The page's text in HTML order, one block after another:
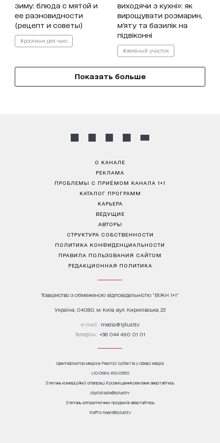
зиму: блюда с мятой и
ее разновидности
(рецепт и советы)
#рослини для чаю
виходячи з кухні»: як
вирощувати розмарин,
м’яту та базилік на
підвіконні
#зеленый участок
Показать больше
О КАНАЛЕ
РЕКЛАМА
ПРОБЛЕМЫ С ПРИЁМОМ КАНАЛА 1+1
КАТАЛОГ ПРОГРАММ
КАРЬЕРА
ВЕДУЩИЕ
АВТОРЫ
СТРУКТУРА СОБСТВЕННОСТИ
ПОЛИТИКА КОНФИДЕНЦИАЛЬНОСТИ
ПРАВИЛА ПОЛЬЗОВАНИЯ САЙТОМ
РЕДАКЦИОННАЯ ПОЛИТИКА
Товариство з обмеженою відповідальністю "ВІЖН 1+1"
Україна, 04080, м. Київ, вул. Кирилівська, 23
е-mail: media@1plus1.tv
Телефон: +38 044 490 01 01
Ідентифікатор медіа в Реєстрі суб’єктів у сфері медіа:
L10-01914, R10-01810
З питань комерційної співпраці й розміщення реклами звертайтесь
digital.sale@1plus1.tv
З питань алгоритмічних продажів звертайтесь
traffic-team@1plus1.tv